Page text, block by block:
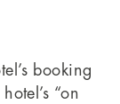
booking
“on